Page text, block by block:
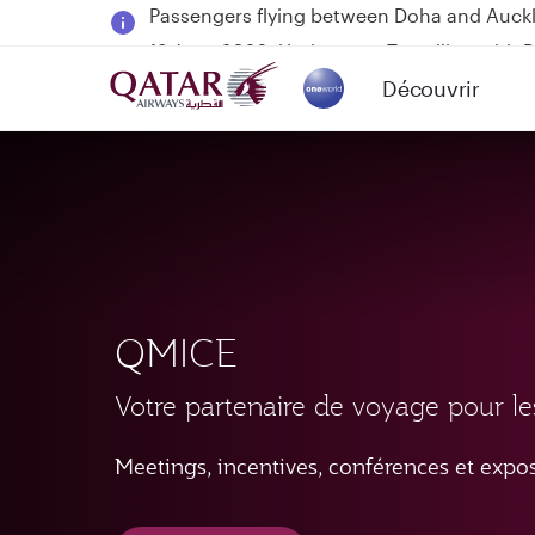
18 June 2026: Updates on Travelling with
6 August 2026: Qatar Airways flight
Qatar Airways Expands Global Network to
Découvrir
(active)
QMICE
Votre partenaire de voyage pour
Meetings, incentives, conférences et